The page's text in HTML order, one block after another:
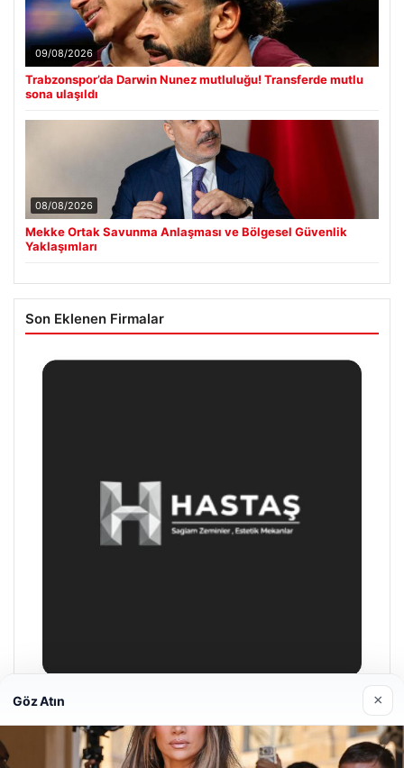
09/08/2026
Trabzonspor’da Darwin Nunez mutluluğu! Transferde mutlu
sona ulaşıldı
08/08/2026
Mekke Ortak Savunma Anlaşması ve Bölgesel Güvenlik
Yaklaşımları
Son Eklenen Firmalar
28/04/2026
Göz Atın ×